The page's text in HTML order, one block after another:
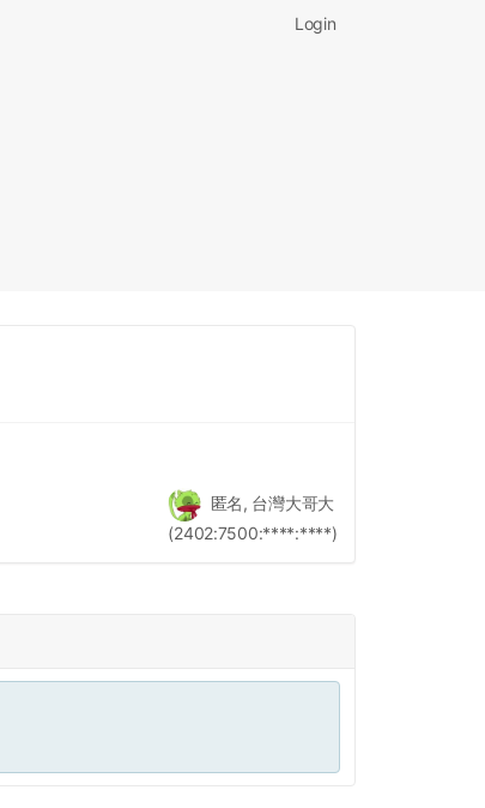
Login
匿名, 台灣大哥大
(2402:7500:****:****)